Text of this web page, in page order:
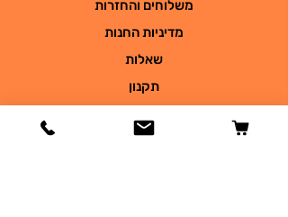
משלוחים והחזרות
מדיניות החנות
שאלות
תקנון